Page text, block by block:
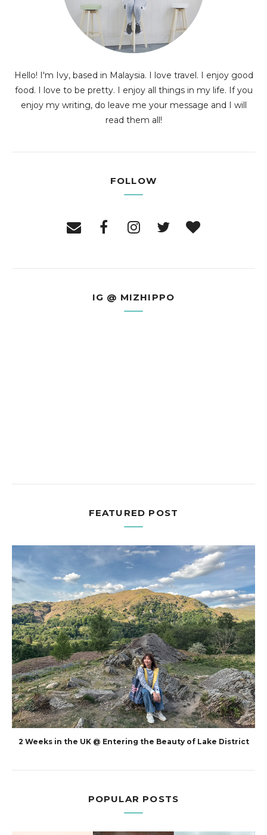
Hello! I'm Ivy, based in Malaysia. I love travel. I enjoy good
food. I love to be pretty. I enjoy all things in my life. If you
enjoy my writing, do leave me your message and I will
read them all!
FOLLOW
IG @ MIZHIPPO
FEATURED POST
2 Weeks in the UK @ Entering the Beauty of Lake District
POPULAR POSTS